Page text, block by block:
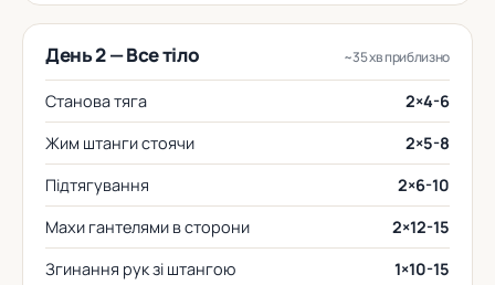
День 2 — Все тіло ~35 хв приблизно
Станова тяга
2×4-6
Жим штанги стоячи
2×5-8
Підтягування
2×6-10
Махи гантелями в сторони
2×12-15
Згинання рук зі штангою
1×10-15